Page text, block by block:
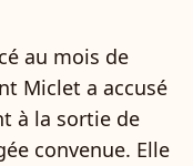
au mois de
Miclet a accusé
à la sortie de
convenue. Elle